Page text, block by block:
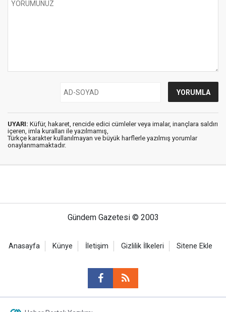
UYARI: Küfür, hakaret, rencide edici cümleler veya imalar, inançlara saldırı
içeren, imla kuralları ile yazılmamış,
Türkçe karakter kullanılmayan ve büyük harflerle yazılmış yorumlar
onaylanmamaktadır.
Gündem Gazetesi © 2003
Anasayfa Künye İletişim Gizlilik İlkeleri Sitene Ekle